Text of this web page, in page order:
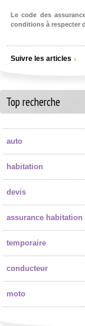
Le code des
conditions à respecter
Suivre les articles
Top recherche
auto
habitation
devis
assurance habitation
temporaire
conducteur
moto